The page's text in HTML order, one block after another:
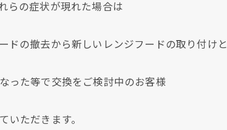
らの症状が現れた場合は
ドの撤去から新しいレンジフードの取り付けと
った等で交換をご検討中のお客様
ただきます。